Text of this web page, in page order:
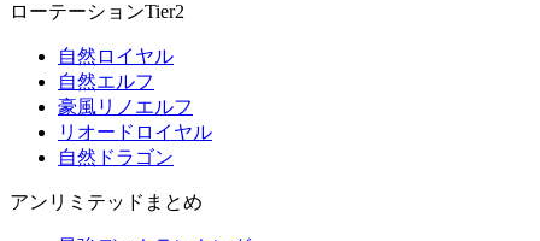
ローテーションTier2
自然ロイヤル
自然エルフ
豪風リノエルフ
リオードロイヤル
自然ドラゴン
アンリミテッドまとめ